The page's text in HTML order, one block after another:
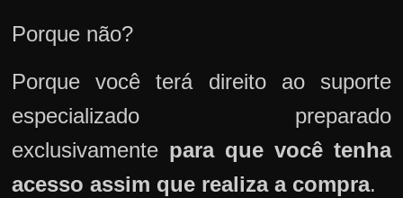
Porque não?
Porque você terá direito ao suporte
especializado preparado
exclusivamente para que você tenha
acesso assim que realiza a compra.